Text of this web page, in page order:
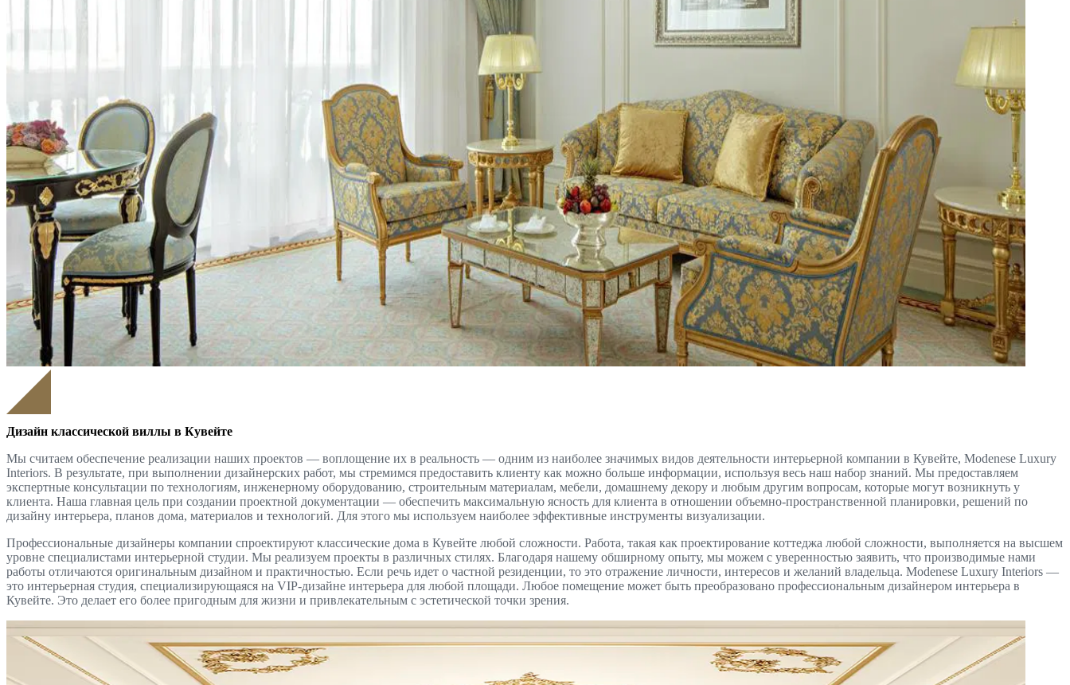
Дизайн классической виллы в Кувейте
Мы считаем обеспечение реализации наших проектов — воплощение их в реальность — одним из наиболее значимых видов деятельности интерьерной компании в Кувейте, Modenese Luxury
Interiors. В результате, при выполнении дизайнерских работ, мы стремимся предоставить клиенту как можно больше информации, используя весь наш набор знаний. Мы предоставляем
экспертные консультации по технологиям, инженерному оборудованию, строительным материалам, мебели, домашнему декору и любым другим вопросам, которые могут возникнуть у
клиента. Наша главная цель при создании проектной документации — обеспечить максимальную ясность для клиента в отношении объемно-пространственной планировки, решений по
дизайну интерьера, планов дома, материалов и технологий. Для этого мы используем наиболее эффективные инструменты визуализации.
Профессиональные дизайнеры компании спроектируют классические дома в Кувейте любой сложности. Работа, такая как проектирование коттеджа любой сложности, выполняется на высшем
уровне специалистами интерьерной студии. Мы реализуем проекты в различных стилях. Благодаря нашему обширному опыту, мы можем с уверенностью заявить, что производимые нами
работы отличаются оригинальным дизайном и практичностью. Если речь идет о частной резиденции, то это отражение личности, интересов и желаний владельца. Modenese Luxury Interiors —
это интерьерная студия, специализирующаяся на VIP-дизайне интерьера для любой площади. Любое помещение может быть преобразовано профессиональным дизайнером интерьера в
Кувейте. Это делает его более пригодным для жизни и привлекательным с эстетической точки зрения.